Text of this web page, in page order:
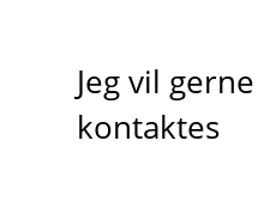
Jeg vil gerne
kontaktes